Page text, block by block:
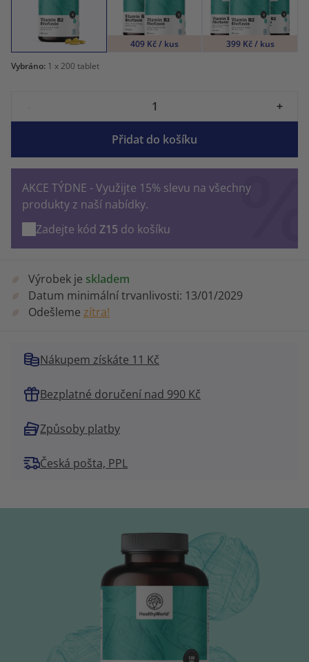
409 Kč / kus
399 Kč / kus
Vybráno: 1 x 200 tablet
+
Přidat do košíku
AKCE TÝDNE - Využijte 15% slevu na všechny
produkty z naší nabídky.
Zadejte kód Z15 do košíku
Výrobek je skladem
Datum minimální trvanlivosti: 13/01/2029
Odešleme zítra!
Nákupem získáte 11 Kč
Bezplatné doručení nad 990 Kč
Způsoby platby
Česká pošta, PPL